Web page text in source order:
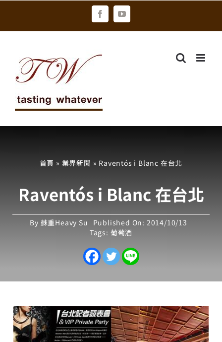
FacebookYouTube
首頁 » 業界新聞 » Raventós i Blanc 在台北
Raventós i Blanc 在台北
By 蘇重Heavy Su
Published On: 2014/10/13
Tags: 葡萄酒